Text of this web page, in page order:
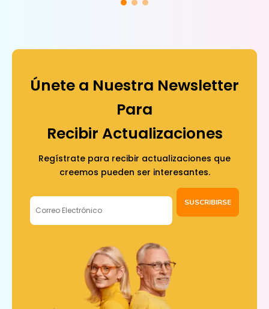
Únete a Nuestra Newsletter
Para
Recibir Actualizaciones
Regístrate para recibir actualizaciones que
creemos pueden ser interesantes.
SUSCRIBIRSE